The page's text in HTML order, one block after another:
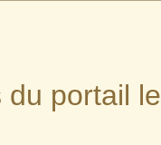
portail